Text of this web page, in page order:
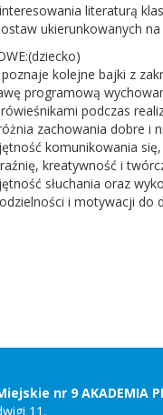
literaturą
ukierunkowanych
kolejne bajki z
programową
rówieśnikami podczas
zachowania dobre i
komunikowania
kreatywność i
słuchania oraz
i motywacji do
nr 9 AKADEMIA
11,